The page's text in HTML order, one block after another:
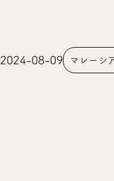
2024-08-09 マレーシ